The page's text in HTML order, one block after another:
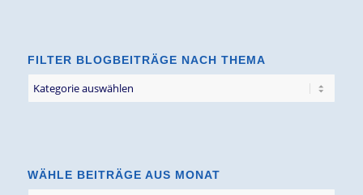
FILTER BLOGBEITRÄGE NACH THEMA
Blogbeiträge
WÄHLE BEITRÄGE AUS MONAT